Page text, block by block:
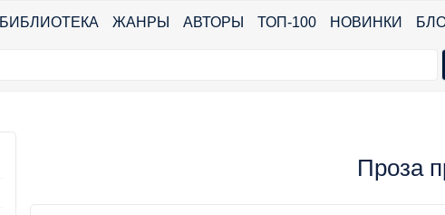
БИБЛИОТЕКА ЖАНРЫ АВТОРЫ ТОП-100 НОВИНКИ
Проза